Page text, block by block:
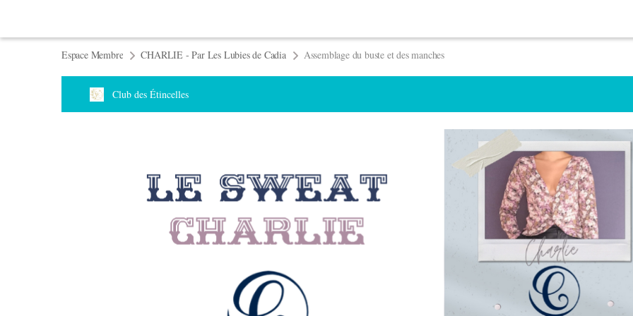
Espace Membre CHARLIE - Par Les Lubies de Cadia Assemblage du buste et des manches
Club des Étincelles